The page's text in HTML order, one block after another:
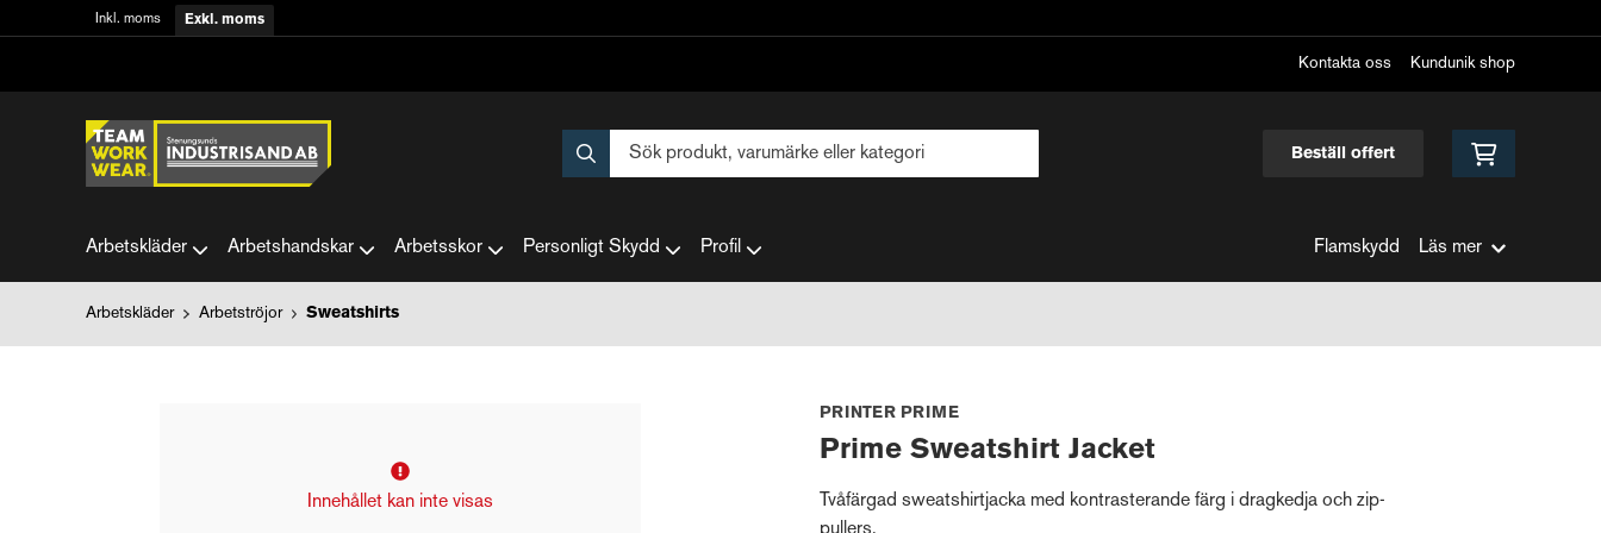
Inkl. moms Exkl. moms
Kontakta oss Kundunik shop
Beställ offert
Arbetskläder Arbetshandskar Arbetsskor Personligt Skydd Profil Flamskydd Läs mer
Arbetskläder Arbetströjor Sweatshirts
Innehållet kan inte visas
PRINTER PRIME
Prime Sweatshirt Jacket
Tvåfärgad sweatshirtjacka med kontrasterande färg i dragkedja och zip-